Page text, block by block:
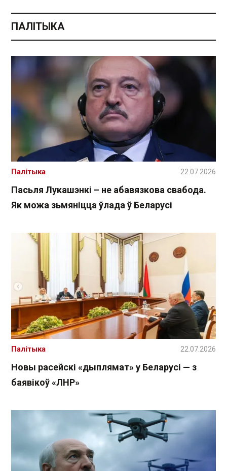
ПАЛІТЫКА
Пасьля Лукашэнкі – не абавязкова свабода.
Як можа зьмяніцца ўлада ў Беларусі
Палітыка 22.07.2026
Новы расейскі «дыплямат» у Беларусі — з
баявікоў «ЛНР»
Палітыка 22.07.2026